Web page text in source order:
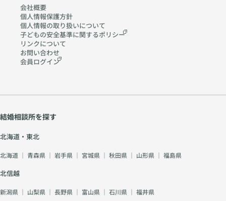
会社概要
個人情報保護方針
個人情報の取り扱いについて
子どもの安全基準に関するポリシー
リンクについて
お問い合わせ
会員ログイン
結婚相談所を探す
北海道・東北
北海道 ｜ 青森県 ｜ 岩手県 ｜ 宮城県 ｜ 秋田県 ｜ 山形県 ｜ 福島県
北信越
新潟県 ｜ 山梨県 ｜ 長野県 ｜ 富山県 ｜ 石川県 ｜ 福井県